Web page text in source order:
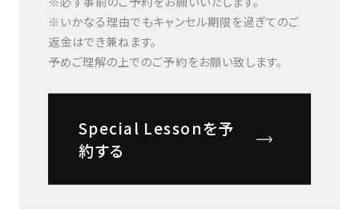
※いかなる理由でもキャンセル期限を過ぎてのご
返金はでき兼ねます。
予めご理解の上でのご予約をお願い致します。
Special Lessonを予
約する